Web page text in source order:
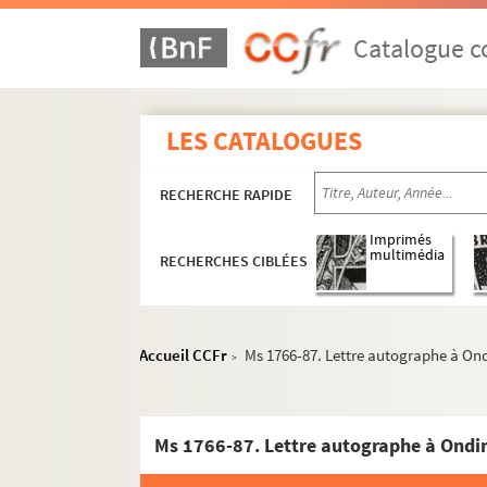
Catalogue
LES CATALOGUES
RECHERCHE RAPIDE
RECHERCHES CIBLÉES
Imprimés
multimédia
Accueil CCFr > Ms 1766-87. Lettre autographe à
Ms 1766-87. Lettre autographe à